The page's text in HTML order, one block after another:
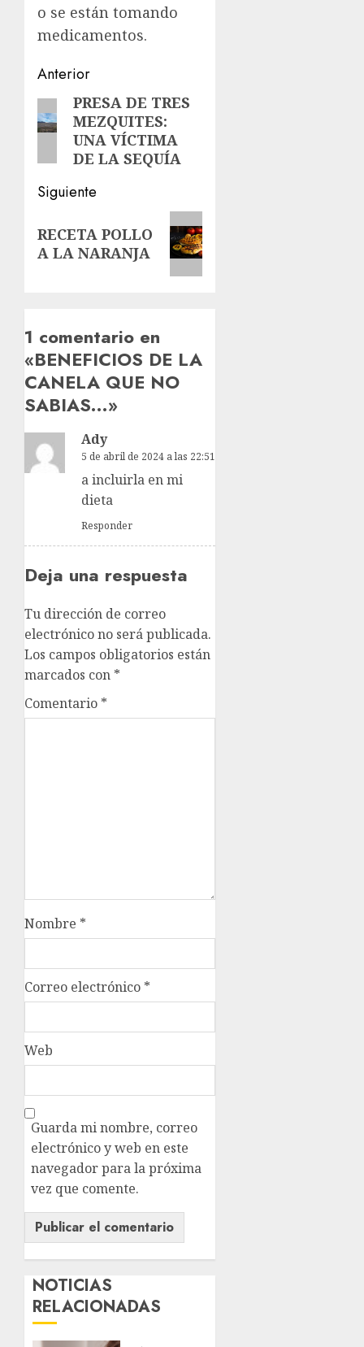
o se están tomando
medicamentos.
Navegación
de
entradas
Anterior
Entrada
anterior:
PRESA DE TRES
MEZQUITES:
UNA VÍCTIMA
DE LA SEQUÍA
Siguiente
entrada:
RECETA POLLO
A LA NARANJA
1 comentario en
«BENEFICIOS DE LA
CANELA QUE NO
SABIAS…»
Ady
5 de abril de 2024 a las 22:51
a incluirla en mi
dieta
Responder
Deja una respuesta
Tu dirección de correo
electrónico no será publicada.
Los campos obligatorios están
marcados con *
Comentario *
Nombre *
Correo electrónico *
Web
Guarda mi nombre, correo
electrónico y web en este
navegador para la próxima
vez que comente.
NOTICIAS
RELACIONADAS